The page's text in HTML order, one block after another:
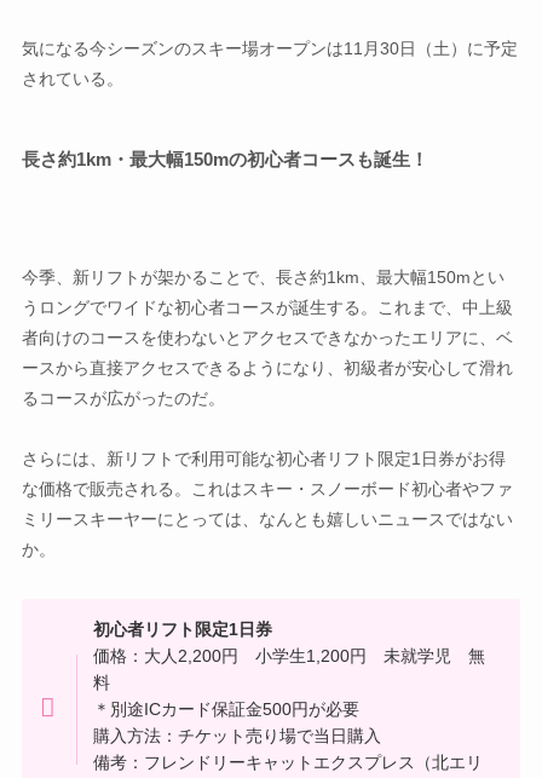
気になる今シーズンのスキー場オープンは11月30日（土）に予定
されている。
長さ約1km・最大幅150mの初心者コースも誕生！
今季、新リフトが架かることで、長さ約1km、最大幅150mとい
うロングでワイドな初心者コースが誕生する。これまで、中上級
者向けのコースを使わないとアクセスできなかったエリアに、ベ
ースから直接アクセスできるようになり、初級者が安心して滑れ
るコースが広がったのだ。
さらには、新リフトで利用可能な初心者リフト限定1日券がお得
な価格で販売される。これはスキー・スノーボード初心者やファ
ミリースキーヤーにとっては、なんとも嬉しいニュースではない
か。
初心者リフト限定1日券
価格：大人2,200円 小学生1,200円 未就学児 無
料
＊別途ICカード保証金500円が必要
購入方法：チケット売り場で当日購入
備考：フレンドリーキャットエクスプレス（北エリ